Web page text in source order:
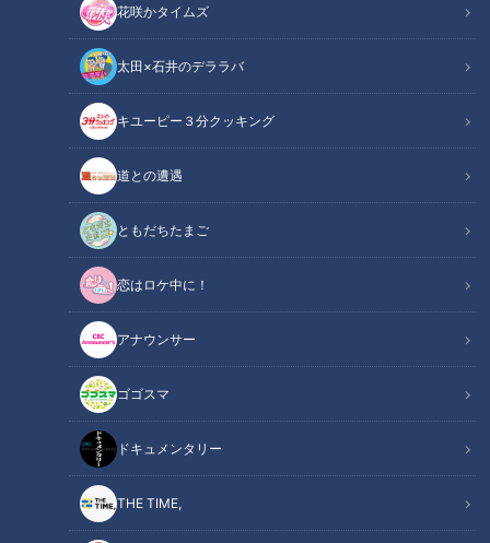
花咲かタイムズ
太田×石井のデララバ
キユーピー３分クッキング
道との遭遇
ともだちたまご
恋はロケ中に！
アナウンサー
ゴゴスマ
ドキュメンタリー
THE TIME,
この記事の画像（全9枚）